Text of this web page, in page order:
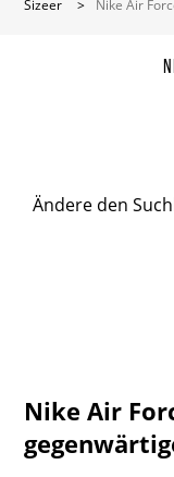
Sizeer > Nike Air
Ändere den
Nike Air